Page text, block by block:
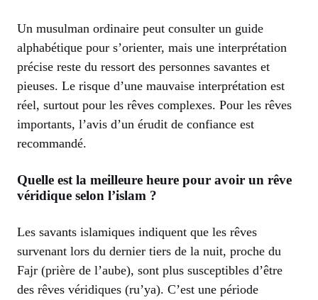
Un musulman ordinaire peut consulter un guide
alphabétique pour s’orienter, mais une interprétation
précise reste du ressort des personnes savantes et
pieuses. Le risque d’une mauvaise interprétation est
réel, surtout pour les rêves complexes. Pour les rêves
importants, l’avis d’un érudit de confiance est
recommandé.
Quelle est la meilleure heure pour avoir un rêve
véridique selon l’islam ?
Les savants islamiques indiquent que les rêves
survenant lors du dernier tiers de la nuit, proche du
Fajr (prière de l’aube), sont plus susceptibles d’être
des rêves véridiques (ru’ya). C’est une période